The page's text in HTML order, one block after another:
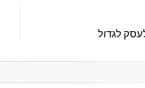
לגדול